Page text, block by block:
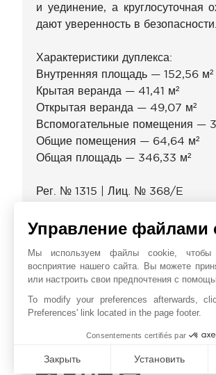
и уединение, а круглосуточная
дают уверенность в безопасности.
Характеристики дуплекса:
Внутренняя площадь — 152,56 м²
Крытая веранда — 41,41 м²
Открытая веранда — 49,07 м²
Вспомогательные помещения —
Общие помещения — 64,64 м²
Общая площадь — 346,33 м²
Рег. № 1315 | Лиц. № 368/E
БЛИЖАЙШИЕ ОКРЕСТНОСТИ
Больница/Поликлиника
Лицей
Магазины
Море
Управление файлами
Мы используем файлы cookie, чтобы
восприятие нашего сайта. Вы можете
или настроить свои предпочтения с
To modify your preferences afterwards,
Preferences' link located in the page footer.
Consentements certifiés par
Закрыть Установить